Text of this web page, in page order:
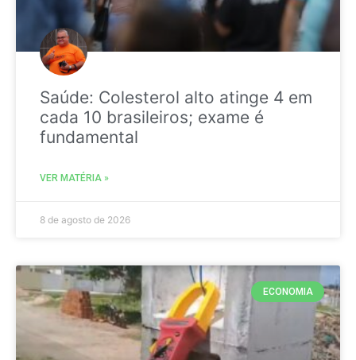
Saúde: Colesterol alto atinge 4 em
cada 10 brasileiros; exame é
fundamental
VER MATÉRIA »
8 de agosto de 2026
ECONOMIA